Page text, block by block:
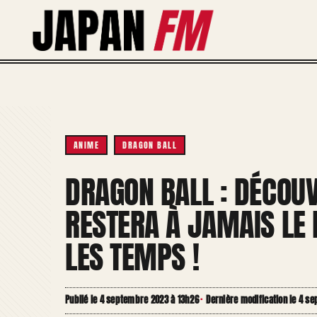
contenu
ANIME DRAGON BALL
DRAGON BALL :
RESTERA À JAMAIS
LES TEMPS !
Publié le 4 septembre 2023 à 13h26· Dernière modification le 4